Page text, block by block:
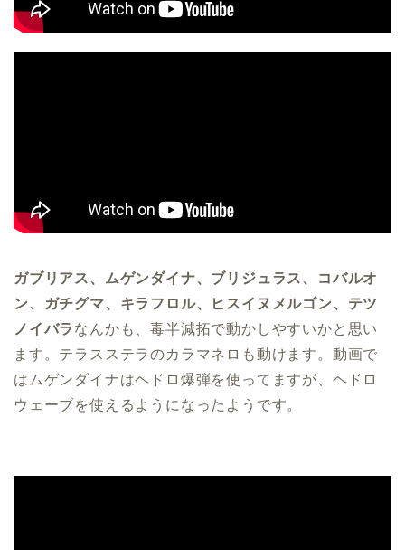
ガブリアス、ムゲンダイナ、ブリジュラス、コバルオ
ン、ガチグマ、キラフロル、ヒスイヌメルゴン、テツ
ノイバラ なんかも、毒半減拓で動かしやすいかと思い
ます。テラスステラのカラマネロも動けます。動画で
はムゲンダイナはヘドロ爆弾を使ってますが、ヘドロ
ウェーブを使えるようになったようです。